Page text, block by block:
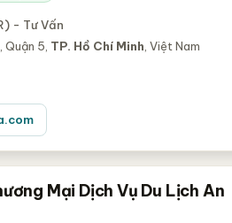
- Tư Vấn
Quận 5, TP. Hồ Chí Minh , Việt Nam
Mại Dịch Vụ Du Lịch An